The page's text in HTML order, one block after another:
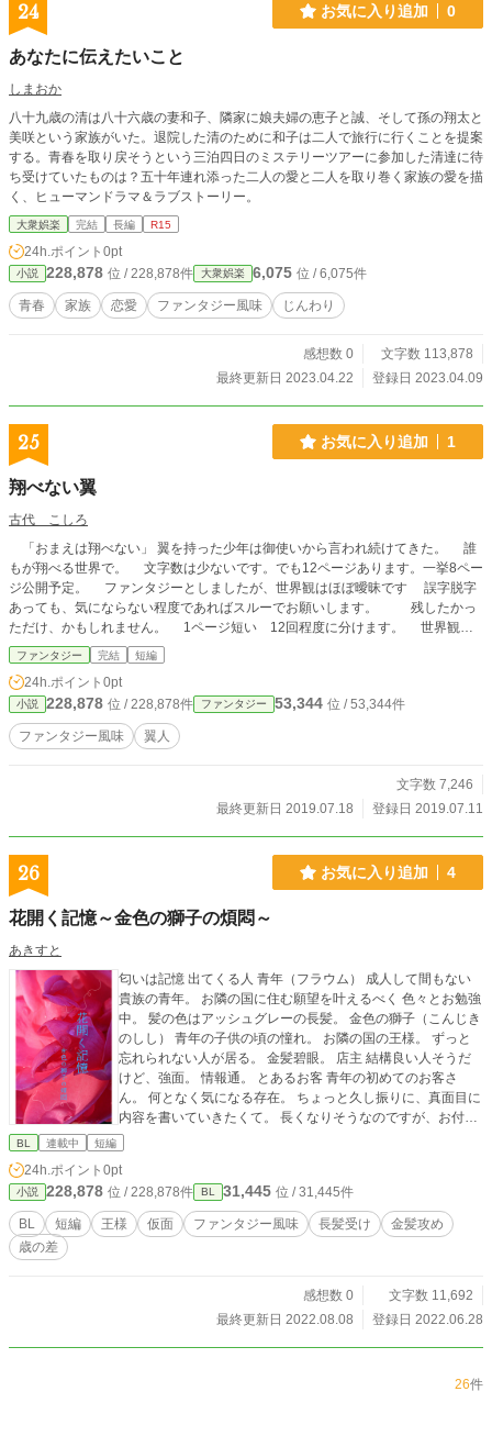
24 お気に入り追加 0
あなたに伝えたいこと
しまおか
八十九歳の清は八十六歳の妻和子、隣家に娘夫婦の恵子と誠、そして孫の翔太と
美咲という家族がいた。退院した清のために和子は二人で旅行に行くことを提案
する。青春を取り戻そうという三泊四日のミステリーツアーに参加した清達に待
ち受けていたものは？五十年連れ添った二人の愛と二人を取り巻く家族の愛を描
く、ヒューマンドラマ＆ラブストーリー。
大衆娯楽 完結 長編 R15
24h.ポイント 0pt
小説 228,878 位 / 228,878件 大衆娯楽 6,075 位 / 6,075件
青春 家族 恋愛 ファンタジー風味 じんわり
感想数 0
文字数 113,878
最終更新日 2023.04.22
登録日 2023.04.09
25 お気に入り追加 1
翔べない翼
古代 こしろ
「おまえは翔べない」 翼を持った少年は御使いから言われ続けてきた。 誰
もが翔べる世界で。 文字数は少ないです。でも12ページあります。一挙8ペー
ジ公開予定。 ファンタジーとしましたが、世界観はほぼ曖昧です 誤字脱字
あっても、気にならない程度であればスルーでお願いします。 残したかっ
ただけ、かもしれません。 1ページ短い 12回程度に分けます。 世界観な
ど、あいまい設定。名前がカタカナだったり、漢字であったり。 稚拙な文
章。 ほぼ自己満足で載せます
ファンタジー 完結 短編
24h.ポイント 0pt
小説 228,878 位 / 228,878件 ファンタジー 53,344 位 / 53,344件
ファンタジー風味 翼人
文字数 7,246
最終更新日 2019.07.18
登録日 2019.07.11
26 お気に入り追加 4
花開く記憶～金色の獅子の煩悶～
あきすと
匂いは記憶 出てくる人 青年（フラウム） 成人して間もない
貴族の青年。 お隣の国に住む願望を叶えるべく 色々とお勉強
中。 髪の色はアッシュグレーの長髪。 金色の獅子（こんじき
のしし） 青年の子供の頃の憧れ。 お隣の国の王様。 ずっと
忘れられない人が居る。 金髪碧眼。 店主 結構良い人そうだ
けど、強面。 情報通。 とあるお客 青年の初めてのお客さ
ん。 何となく気になる存在。 ちょっと久し振りに、真面目に
内容を書いていきたくて。 長くなりそうなのですが、お付き
合いいただけますと嬉しいです(#^.^#) オッサンと青年好きな
も楽しい。 RPGっぽい世界観を背景にしています。
BL 連載中 短編
24h.ポイント 0pt
小説 228,878 位 / 228,878件 BL 31,445 位 / 31,445件
BL 短編 王様 仮面 ファンタジー風味 長髪受け
金髪攻め
歳の差
感想数 0
文字数 11,692
最終更新日 2022.08.08
登録日 2022.06.28
26件